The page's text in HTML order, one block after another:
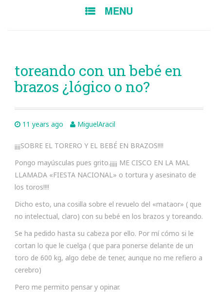
MENU
toreando con un bebé en
brazos ¿lógico o no?
11 years ago MiguelAracil
¡¡¡¡SOBRE EL TORERO Y EL BEBÉ EN BRAZOS!!!!
Pongo mayúsculas pues grito.¡¡¡¡¡ ME CISCO EN LA MAL
LLAMADA «FIESTA NACIONAL» o tortura y asesinato de
los toros!!!!
Dicho esto, una cosilla sobre el revuelo del «mataor» ( que
no intelectual, claro) con su bebé en los brazos y toreando.
Se ha pedido hasta su cabeza por ello. Por mí cómo si le
cortan lo que le cuelga ( que para ponerse delante de un
toro de 600 kg, algo debe de tener, aunque no me refiero a
cerebro)
Pero me permito pensar y opinar.